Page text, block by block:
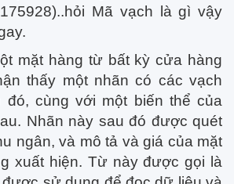
Mã vạch là gì vậy
mặt hàng từ bất kỳ cửa hàng
thấy một nhãn có các vạch
đó, cùng với một biến thể của
Nhãn này sau đó được quét
ngân, và mô tả và giá của mặt
xuất hiện. Từ này được gọi là